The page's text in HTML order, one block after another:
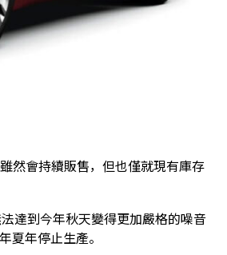
然會持續販售，但也僅就現有庫存
達到今年秋天變得更加嚴格的噪音
夏年停止生產。